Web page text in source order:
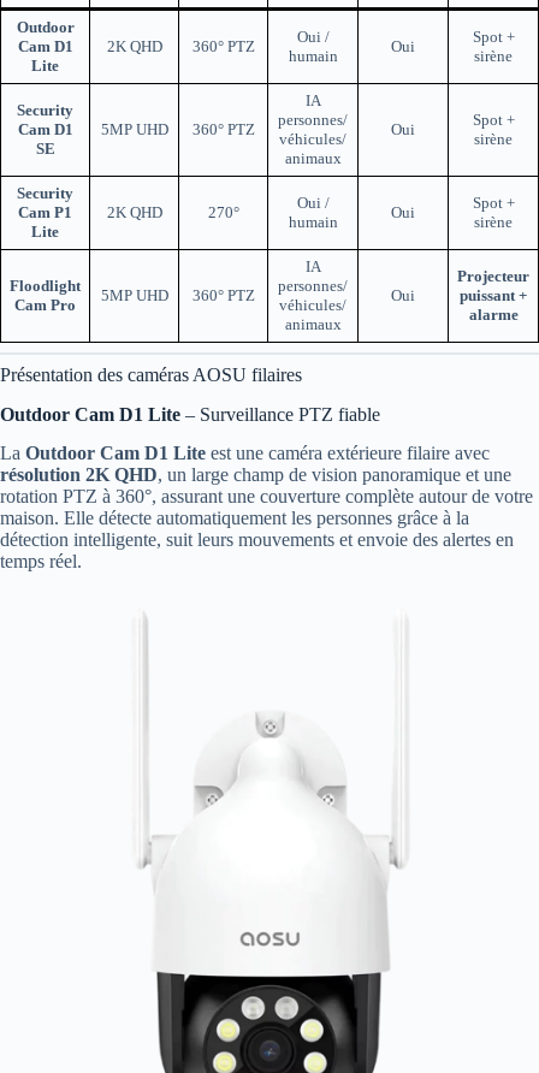
Outdoor
Cam D1
Lite
2K QHD 360° PTZ
Oui /
humain
Oui
Spot +
sirène
Security
Cam D1
SE
5MP UHD 360° PTZ
IA
personnes/
véhicules/
animaux
Oui
Spot +
sirène
Security
Cam P1
Lite
2K QHD 270°
Oui /
humain
Oui
Spot +
sirène
Floodlight
Cam Pro
5MP UHD 360° PTZ
IA
personnes/
véhicules/
animaux
Oui
Projecteur
puissant +
alarme
Présentation des caméras AOSU filaires
Outdoor Cam D1 Lite – Surveillance PTZ fiable
La Outdoor Cam D1 Lite est une caméra extérieure filaire avec
résolution 2K QHD, un large champ de vision panoramique et une
rotation PTZ à 360°, assurant une couverture complète autour de votre
maison. Elle détecte automatiquement les personnes grâce à la
détection intelligente, suit leurs mouvements et envoie des alertes en
temps réel.